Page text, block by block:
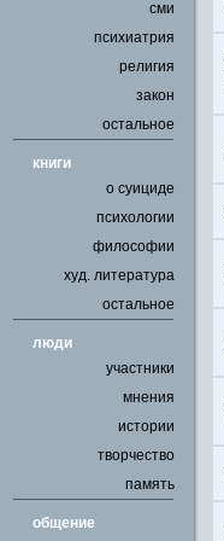
сми
психиатрия
религия
закон
остальное
книги
о суициде
психологии
философии
худ. литература
остальное
люди
участники
мнения
истории
творчество
память
общение